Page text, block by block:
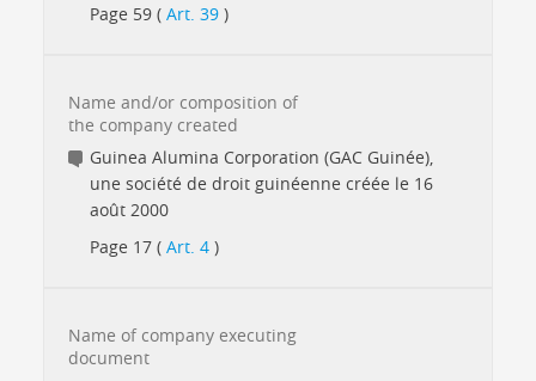
Page 59 ( Art. 39 )
Name and/or composition of
the company created
Guinea Alumina Corporation (GAC Guinée),
une société de droit guinéenne créée le 16
août 2000
Page 17 ( Art. 4 )
Name of company executing
document